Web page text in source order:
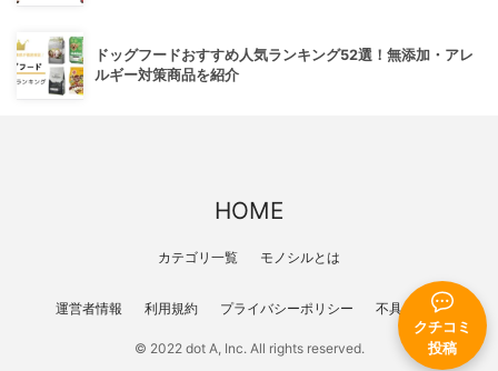
クチコミ
投稿
ドッグフードおすすめ人気ランキング52選！無添加・アレ
ルギー対策商品を紹介
HOME
カテゴリ一覧 モノシルとは
運営者情報 利用規約 プライバシーポリシー 不具合報告
© 2022 dot A, Inc. All rights reserved.